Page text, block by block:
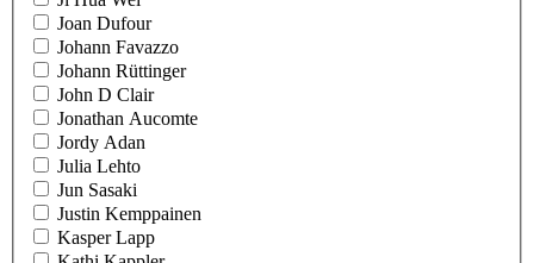
Joan Dufour
Johann Favazzo
Johann Rüttinger
John D Clair
Jonathan Aucomte
Jordy Adan
Julia Lehto
Jun Sasaki
Justin Kemppainen
Kasper Lapp